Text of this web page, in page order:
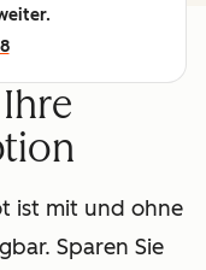
ist mit und ohne
Sparen Sie